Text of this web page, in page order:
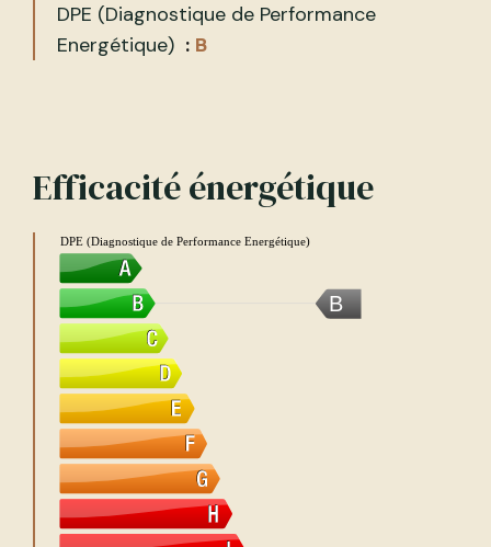
DPE (Diagnostique de Performance
Energétique)
B
Efficacité énergétique
B
DPE (Diagnostique de Performance Energétique)